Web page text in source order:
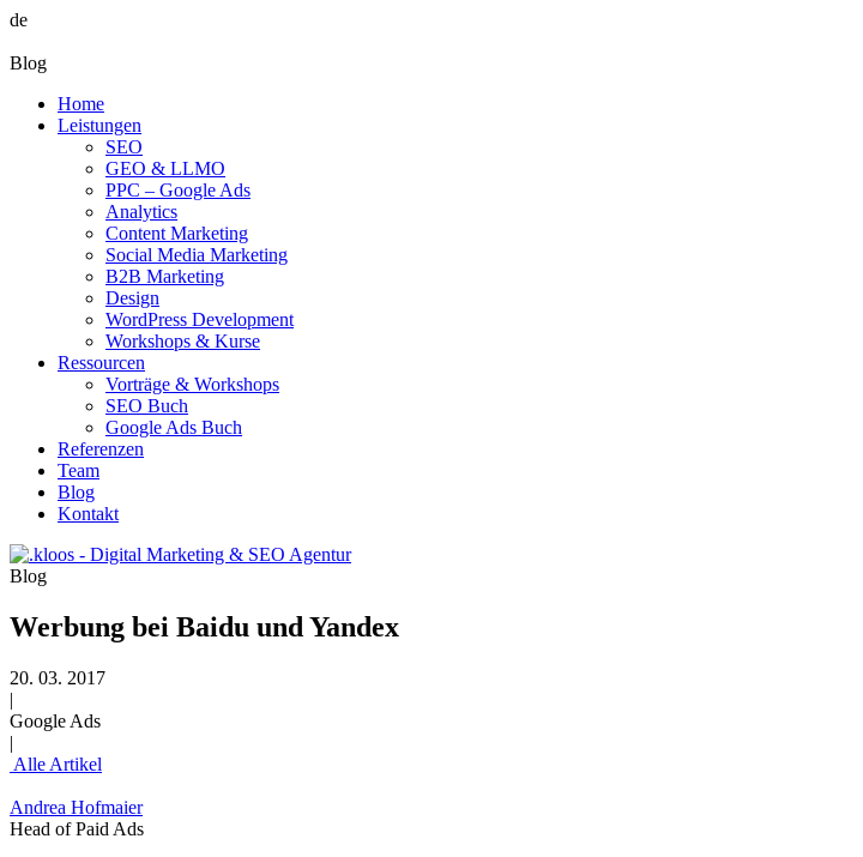
de
Blog
Home
Leistungen
SEO
GEO & LLMO
PPC – Google Ads
Analytics
Content Marketing
Social Media Marketing
B2B Marketing
Design
WordPress Development
Workshops & Kurse
Ressourcen
Vorträge & Workshops
SEO Buch
Google Ads Buch
Referenzen
Team
Blog
Kontakt
Blog
Werbung bei Baidu und Yandex
20. 03. 2017
|
Google Ads
|
Alle Artikel
Andrea Hofmaier
Head of Paid Ads